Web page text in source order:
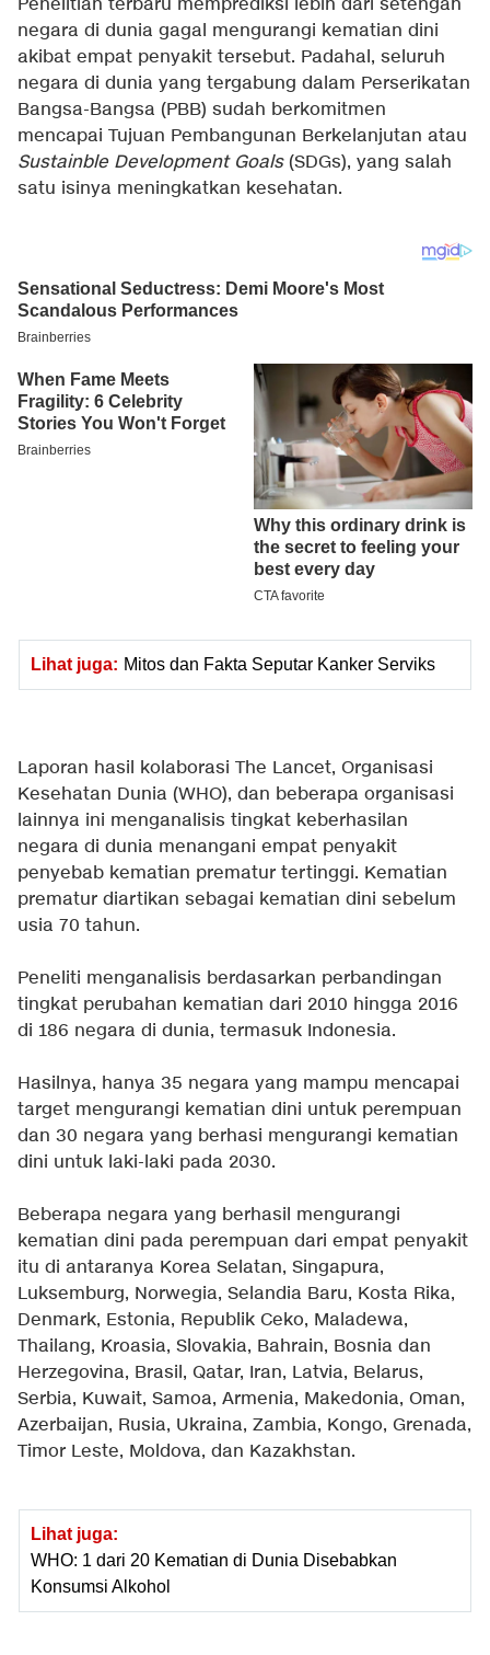
Penelitian terbaru memprediksi lebih dari setengah
negara di dunia gagal mengurangi kematian dini
akibat empat penyakit tersebut. Padahal, seluruh
negara di dunia yang tergabung dalam Perserikatan
Bangsa-Bangsa (PBB) sudah berkomitmen
mencapai Tujuan Pembangunan Berkelanjutan atau
Sustainble Development Goals(SDGs), yang salah
satu isinya meningkatkan kesehatan.
Lihat juga: Mitos dan Fakta Seputar Kanker Serviks
Laporan hasil kolaborasi The Lancet, Organisasi
Kesehatan Dunia (WHO), dan beberapa organisasi
lainnya ini menganalisis tingkat keberhasilan
negara di dunia menangani empat penyakit
penyebab kematian prematur tertinggi. Kematian
prematur diartikan sebagai kematian dini sebelum
usia 70 tahun.
Peneliti menganalisis berdasarkan perbandingan
tingkat perubahan kematian dari 2010 hingga 2016
di 186 negara di dunia, termasuk Indonesia.
Hasilnya, hanya 35 negara yang mampu mencapai
target mengurangi kematian dini untuk perempuan
dan 30 negara yang berhasi mengurangi kematian
dini untuk laki-laki pada 2030.
Beberapa negara yang berhasil mengurangi
kematian dini pada perempuan dari empat penyakit
itu di antaranya Korea Selatan, Singapura,
Luksemburg, Norwegia, Selandia Baru, Kosta Rika,
Denmark, Estonia, Republik Ceko, Maladewa,
Thailang, Kroasia, Slovakia, Bahrain, Bosnia dan
Herzegovina, Brasil, Qatar, Iran, Latvia, Belarus,
Serbia, Kuwait, Samoa, Armenia, Makedonia, Oman,
Azerbaijan, Rusia, Ukraina, Zambia, Kongo, Grenada,
Timor Leste, Moldova, dan Kazakhstan.
Lihat juga:
WHO: 1 dari 20 Kematian di Dunia Disebabkan
Konsumsi Alkohol